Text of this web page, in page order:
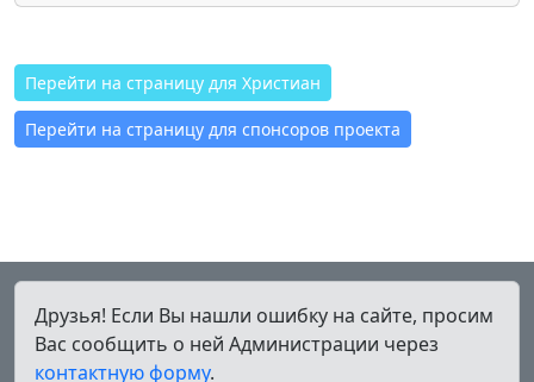
Перейти на страницу для Христиан
Перейти на страницу для спонсоров проекта
Друзья! Если Вы нашли ошибку на сайте, просим
Вас сообщить о ней Администрации через
контактную форму.